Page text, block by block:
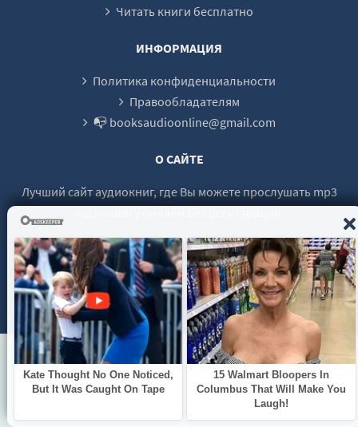
Читать книги бесплатно
ИНФОРМАЦИЯ
Политика конфиденциальности
Правообладателям
📭 booksaudioonline@gmail.com
О САЙТЕ
Лучший сайт аудиокниг, где Вы можете прослушать mp3
© 2021 - 2026 booksaudio-online.com Все права защищены.